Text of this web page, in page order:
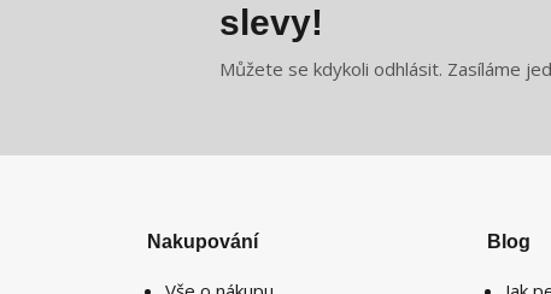
slevy!
Můžete se kdykoli odhlásit. Zasíláme
Nakupování Blog